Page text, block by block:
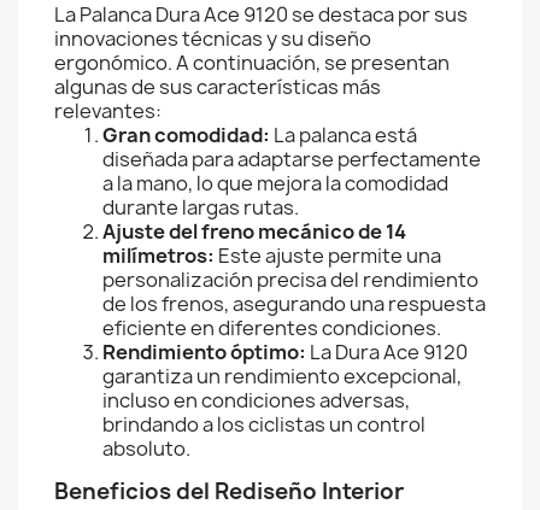
La Palanca Dura Ace 9120 se destaca por sus
innovaciones técnicas y su diseño
ergonómico. A continuación, se presentan
algunas de sus características más
relevantes:
Gran comodidad: La palanca está
diseñada para adaptarse perfectamente
a la mano, lo que mejora la comodidad
durante largas rutas.
Ajuste del freno mecánico de 14
milímetros: Este ajuste permite una
personalización precisa del rendimiento
de los frenos, asegurando una respuesta
eficiente en diferentes condiciones.
Rendimiento óptimo: La Dura Ace 9120
garantiza un rendimiento excepcional,
incluso en condiciones adversas,
brindando a los ciclistas un control
absoluto.
Beneficios del Rediseño Interior